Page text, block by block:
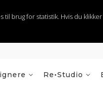
brug for statistik. Hvis du
Re•Studio